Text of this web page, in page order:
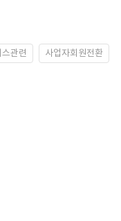
관련 사업자회원전환